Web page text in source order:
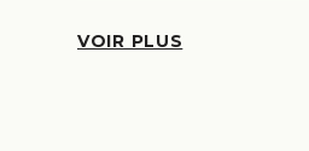
VOIR PLUS